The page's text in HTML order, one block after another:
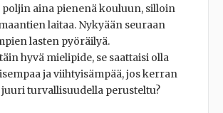
poljin aina pienenä kouluun, silloin
laitaa. Nykyään seuraan
lasten pyöräilyä.
hyvä mielipide, se saattaisi olla
ja viihtyisämpää, jos kerran
turvallisuudella perusteltu?